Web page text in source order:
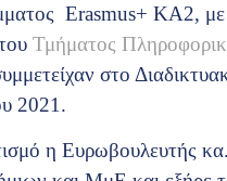
Erasmus+ KA2, με
Τμήματος
στο
2021.
η Ευρωβουλευτής